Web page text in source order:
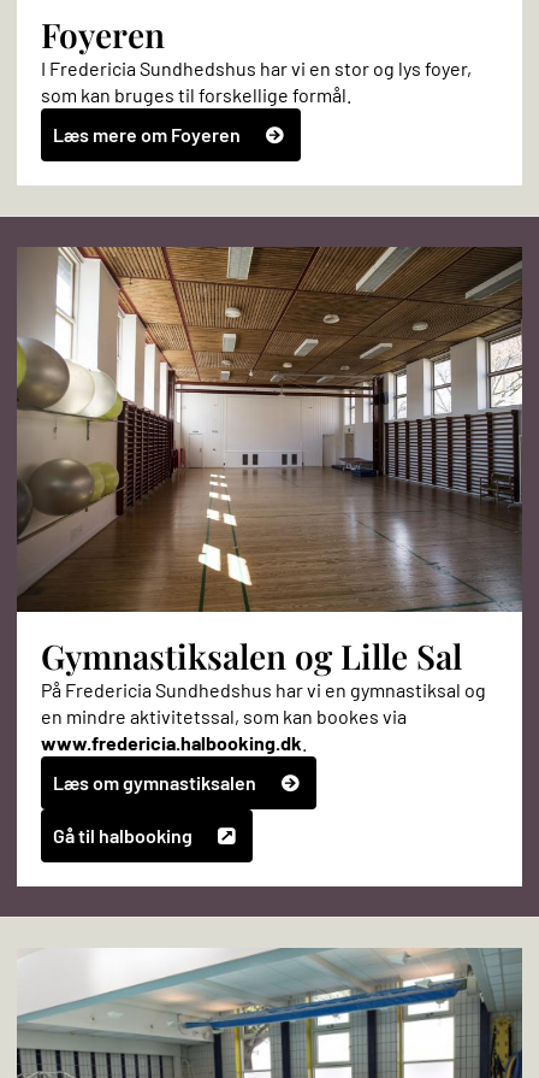
Foyeren
I Fredericia Sundhedshus har vi en stor og lys foyer,
som kan bruges til forskellige formål.
Læs mere om Foyeren
Gymnastiksalen og Lille Sal
På Fredericia Sundhedshus har vi en gymnastiksal og
en mindre aktivitetssal, som kan bookes via
www.fredericia.halbooking.dk
Læs om gymnastiksalen
Gå til halbooking